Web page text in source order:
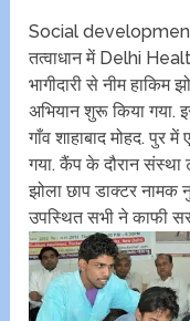
Social
तत्वाधान में Delhi
भागीदारी से नीम
अभियान शुरू किया गया.
गाँव शाहाबाद मोहद.
गया. कैंप के दौरान संस्था
झोला छाप डाक्टर
उपस्थित सभी ने काफी